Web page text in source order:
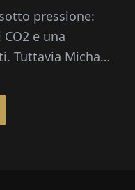
pressione:
e una
Tuttavia Michael